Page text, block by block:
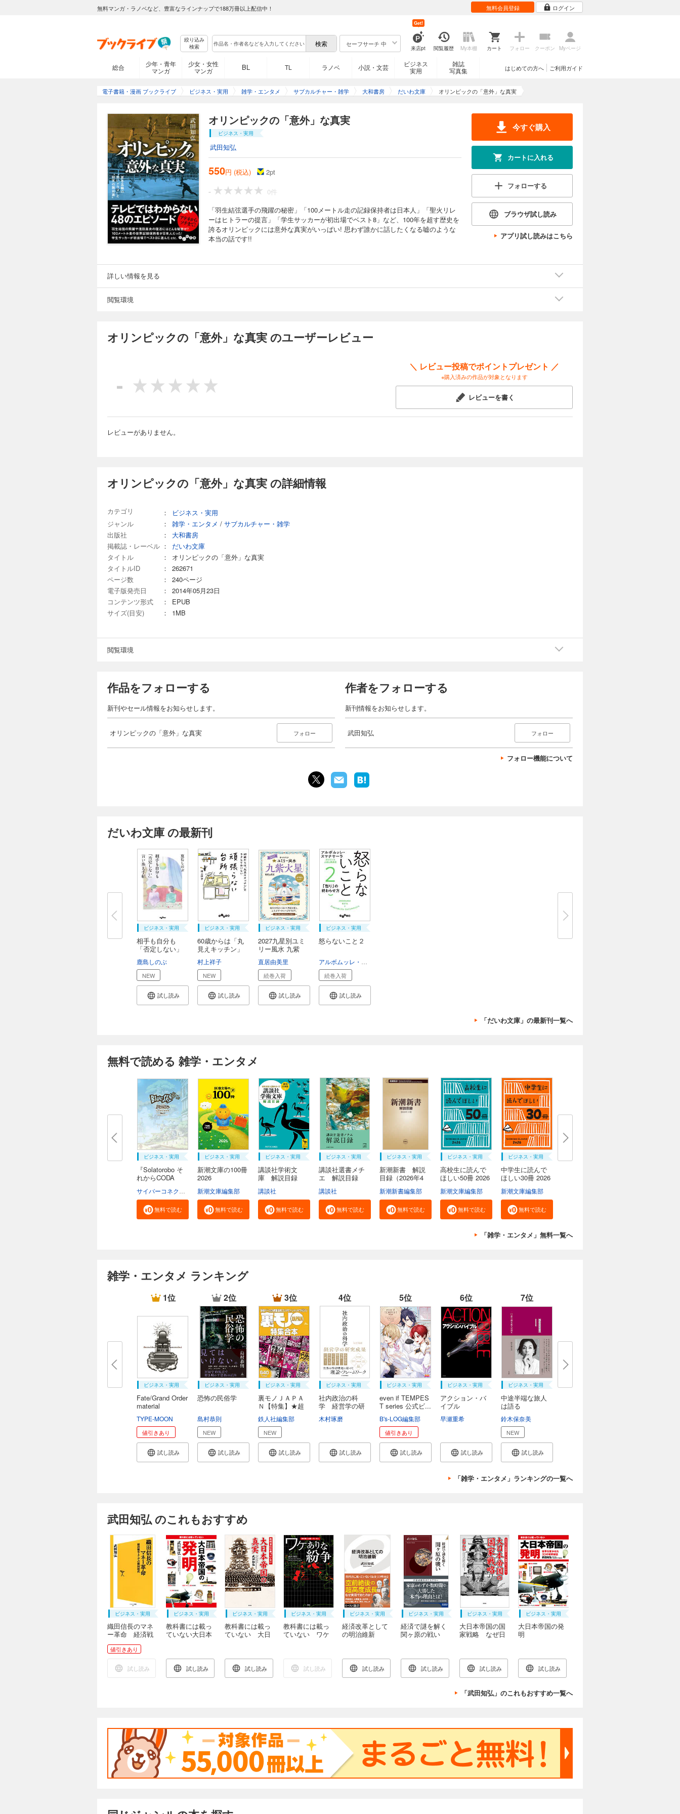
無料マンガ・ラノベなど、豊富なラインナップで188万冊以上配信中！ 無料会員登録 ログイン
絞り込み
検索
セーフサーチ 中
来店pt
Get!
閲覧履歴 My本棚 カート フォロー クーポン Myページ
総合
少年・青年
マンガ
少女・女性
マンガ
BL TL ラノベ 小説・文芸
ビジネス
実用
雑誌
写真集
ご利用ガイド
はじめての方へ
電子書籍・漫画 ブックライブ ビジネス・実用 雑学・エンタメ サブカルチャー・雑学 大和書房 だいわ文庫 オリンピックの「意外」な真実
オリンピックの「意外」な真実
ビジネス・実用
武田知弘
550円 (税込) 2pt
-
0件
「羽生結弦選手の飛躍の秘密」「100メートル走の記録保持者は日本人」「聖火リレ
ーはヒトラーの提言」「学生サッカーが初出場でベスト8」など、100年を超す歴史を
誇るオリンピックには意外な真実がいっぱい! 思わず誰かに話したくなる嘘のような
本当の話です!!
今すぐ購入
カートに入れる
フォローする
ブラウザ試し読み
アプリ試し読みはこちら
詳しい情報を見る
閲覧環境
オリンピックの「意外」な真実 のユーザーレビュー
-
＼ レビュー投稿でポイントプレゼント ／
※購入済みの作品が対象となります
レビューを書く
レビューがありません。
オリンピックの「意外」な真実 の詳細情報
カテゴリ ：
ビジネス・実用
ジャンル
： 雑学・エンタメ / サブカルチャー・雑学
出版社
：
大和書房
掲載誌・レーベル ：
だいわ文庫
タイトル
：
オリンピックの「意外」な真実
タイトルID
：
262671
ページ数
：
240ページ
電子版発売日
：
2014年05月23日
コンテンツ形式
：
EPUB
サイズ(目安)
： 1MB
閲覧環境
作品をフォローする
新刊やセール情報をお知らせします。
オリンピックの「意外」な真実 フォロー
作者をフォローする
新刊情報をお知らせします。
武田知弘 フォロー
フォロー機能について
だいわ文庫 の最新刊
ビジネス・実用
相手も自分も
「否定しない」
鹿島しのぶ
NEW
試し読み
ビジネス・実用
60歳からは「丸
見えキッチン」
村上祥子
NEW
試し読み
ビジネス・実用
2027九星別ユミ
リー風水 九紫
直居由美里
続巻入荷
試し読み
ビジネス・実用
怒らないこと２
続巻入荷
試し読み
「だいわ文庫」の最新刊一覧へ
無料で読める 雑学・エンタメ
ビジネス・実用
『Solatorobo そ
れからCODA
無料で読む
ビジネス・実用
新潮文庫の100冊
2026
新潮文庫編集部
無料で読む
ビジネス・実用
講談社学術文
庫 解説目録
講談社
無料で読む
ビジネス・実用
講談社選書メチ
エ 解説目録
講談社
無料で読む
ビジネス・実用
新潮新書 解説
目録（2026年4
新潮新書編集部
無料で読む
ビジネス・実用
高校生に読んで
ほしい50冊 2026
新潮文庫編集部
無料で読む
ビジネス・実用
中学生に読んで
ほしい30冊 2026
新潮文庫編集部
無料で読む
「雑学・エンタメ」無料一覧へ
雑学・エンタメ ランキング
1位
ビジネス・実用
Fate/Grand Order
material
TYPE-MOON
値引きあり
試し読み
2位
ビジネス・実用
恐怖の民俗学
島村恭則
NEW
試し読み
3位
ビジネス・実用
裏モノＪＡＰＡ
Ｎ【特集】★超
鉄人社編集部
NEW
試し読み
4位
ビジネス・実用
社内政治の科
学 経営学の研
木村琢磨
試し読み
5位
ビジネス・実用
even if TEMPES
T series 公式ビ...
B's-LOG編集部
値引きあり
試し読み
6位
ビジネス・実用
アクション・バ
イブル
早瀬重希
試し読み
7位
ビジネス・実用
中途半端な旅人
は語る
鈴木保奈美
NEW
試し読み
「雑学・エンタメ」ランキングの一覧へ
武田知弘 のこれもおすすめ
ビジネス・実用
織田信長のマネ
ー革命 経済戦
争としての戦国
時代
値引きあり
試し読み
ビジネス・実用
教科書には載っ
ていない大日本
試し読み
ビジネス・実用
教科書には載っ
ていない 大日
試し読み
ビジネス・実用
教科書には載っ
ていない ワケ
試し読み
ビジネス・実用
経済改革として
の明治維新
試し読み
ビジネス・実用
経済で謎を解く
関ヶ原の戦い
試し読み
ビジネス・実用
大日本帝国の国
家戦略 なぜ日
たのか？
試し読み
ビジネス・実用
大日本帝国の発
明
試し読み
「武田知弘」のこれもおすすめ一覧へ